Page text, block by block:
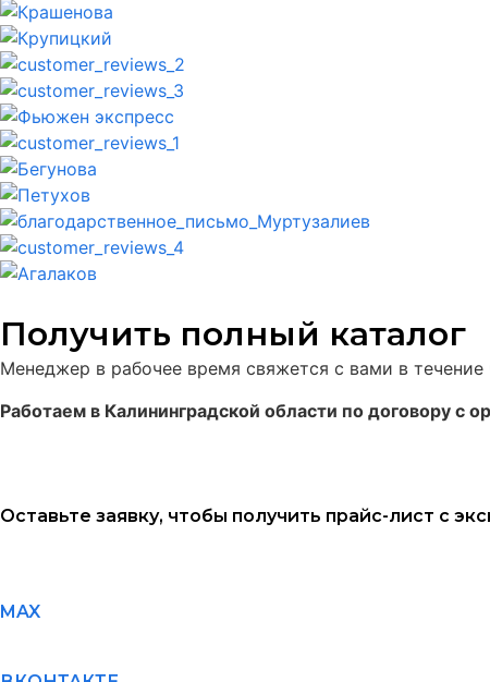
Получить полный каталог
Менеджер в рабочее время свяжется с вами в течение
Работаем в Калининградской области по договору с
Оставьте заявку, чтобы получить прайс-лист с
MAX